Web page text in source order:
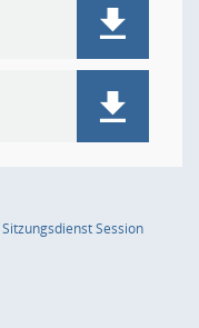
SitzungsdienstSession(Wird in